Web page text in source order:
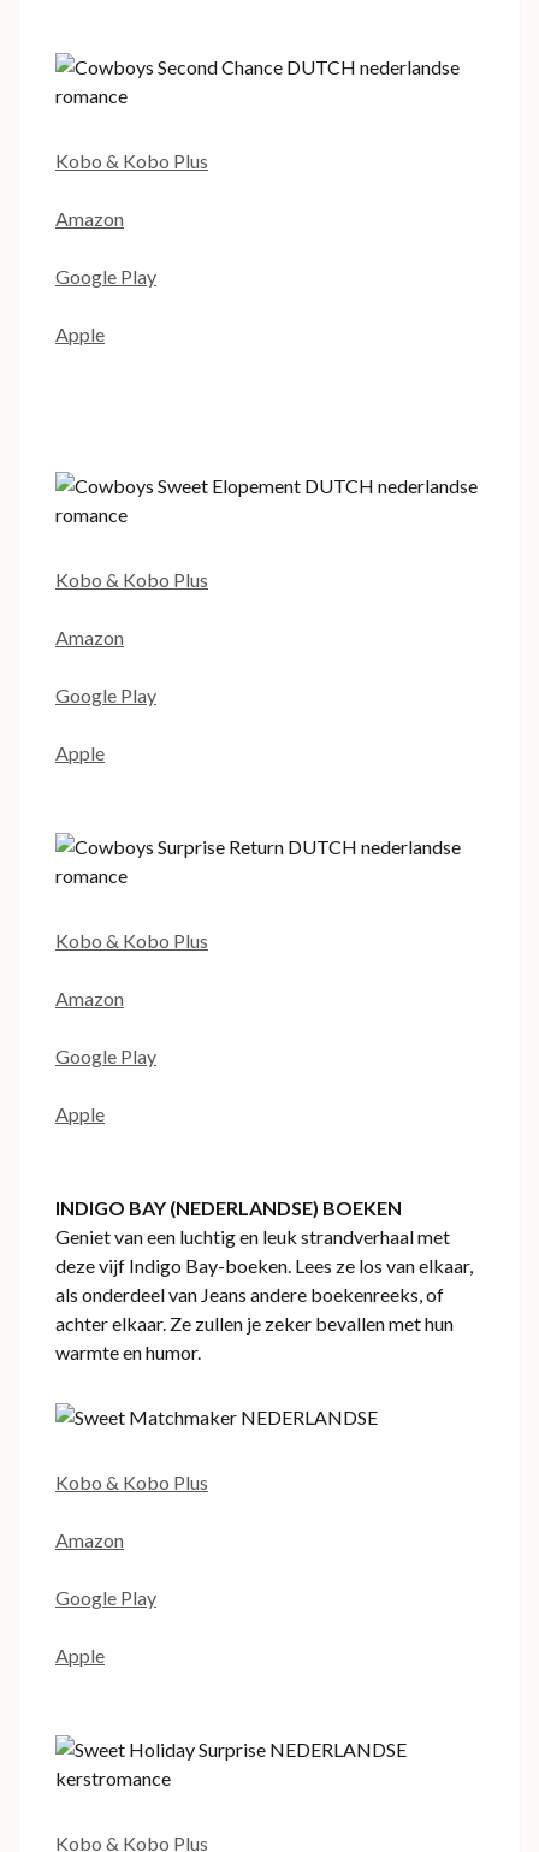
Kobo & Kobo Plus
Amazon
Google Play
Apple
Kobo & Kobo Plus
Amazon
Google Play
Apple
Kobo & Kobo Plus
Amazon
Google Play
Apple
INDIGO BAY (NEDERLANDSE) BOEKEN
Geniet van een luchtig en leuk strandverhaal met
deze vijf Indigo Bay-boeken. Lees ze los van elkaar,
als onderdeel van Jeans andere boekenreeks, of
achter elkaar. Ze zullen je zeker bevallen met hun
warmte en humor.
Kobo & Kobo Plus
Amazon
Google Play
Apple
Kobo & Kobo Plus